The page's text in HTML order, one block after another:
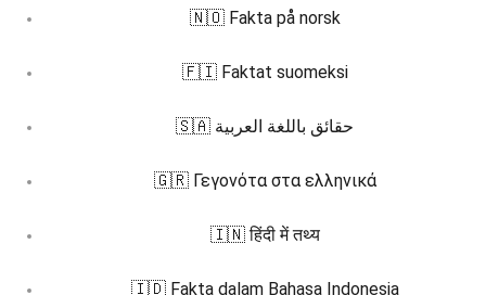
🇳🇴 Fakta på norsk
🇫🇮 Faktat suomeksi
🇸🇦 حقائق باللغة العربية
🇬🇷 Γεγονότα στα ελληνικά
🇮🇳 हिंदी में तथ्य
🇮🇩 Fakta dalam Bahasa Indonesia